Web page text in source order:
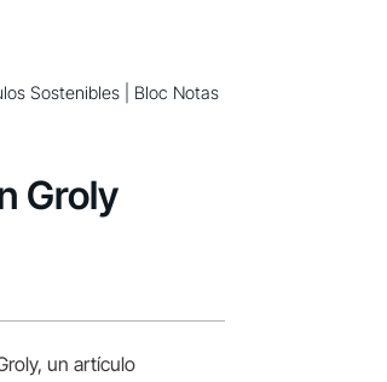
Sostenibles| Bloc Notas
Groly
un artículo